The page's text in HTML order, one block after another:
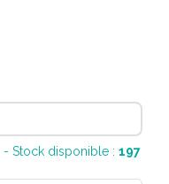
- Stock disponible : 197